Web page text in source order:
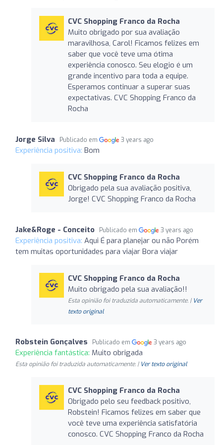
CVC Shopping Franco da Rocha
Muito obrigado por sua avaliação
maravilhosa, Carol! Ficamos felizes em
saber que você teve uma ótima
experiência conosco. Seu elogio é um
grande incentivo para toda a equipe.
Esperamos continuar a superar suas
expectativas. CVC Shopping Franco da
Rocha
Jorge Silva Publicado em 3 years ago
Experiência positiva: Bom
CVC Shopping Franco da Rocha
Obrigado pela sua avaliação positiva,
Jorge! CVC Shopping Franco da Rocha
Jake&Roge - Conceito Publicado em 3 years ago
Experiência positiva: Aqui É para planejar ou não Porém
tem muitas oportunidades para viajar Bora viajar
CVC Shopping Franco da Rocha
Muito obrigado pela sua avaliação!!
Esta opinião foi traduzida automaticamente. | Ver
texto original
Robstein Gonçalves Publicado em 3 years ago
Experiência fantástica: Muito obrigada
Esta opinião foi traduzida automaticamente. | Ver texto original
CVC Shopping Franco da Rocha
Obrigado pelo seu feedback positivo,
Robstein! Ficamos felizes em saber que
você teve uma experiência satisfatória
conosco. CVC Shopping Franco da Rocha